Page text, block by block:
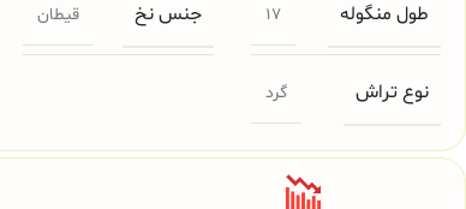
طول منگوله 17 جنس نخ قیطان
نوع تراش گرد